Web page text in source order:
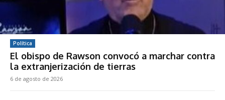
Política
El obispo de Rawson convocó a marchar contra
la extranjerización de tierras
6 de agosto de 2026